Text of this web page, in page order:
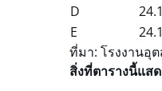
D
E
ที่มา: โรงงานอุ
สิ่งที่ตารางนี้แส